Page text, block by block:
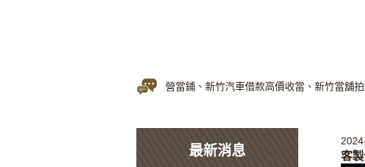
新竹當舖免留車公營當鋪、新竹汽車借款高價收當、新竹當舖
客
最新消息